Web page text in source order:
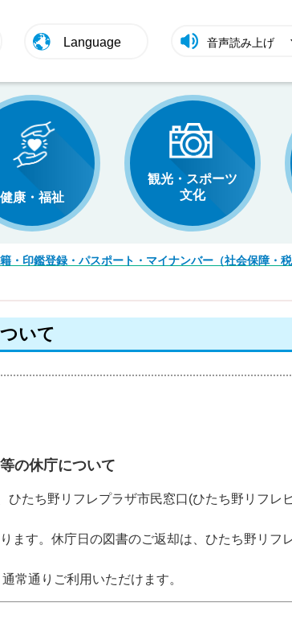
Language 音声読み上げ
健康・福祉
観光・スポーツ
文化
・印鑑登録・パスポート・マイナンバー（社会保障・税
いて
の休庁について
ひたち野リフレプラザ市民窓口(ひたち野リフレ
ます。休庁日の図書のご返却は、ひたち野リフ
常通りご利用いただけます。